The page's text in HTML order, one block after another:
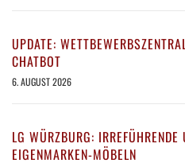
UPDATE:
CHATBOT
6. AUGUST 2026
LG WÜRZBURG:
EIGENMARKEN-MÖBELN